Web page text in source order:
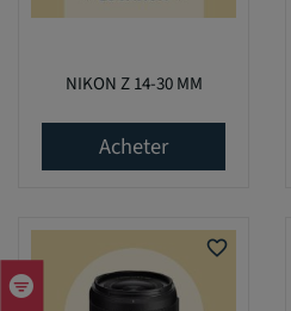
NIKON Z 14-30 MM
Acheter
favorite_border